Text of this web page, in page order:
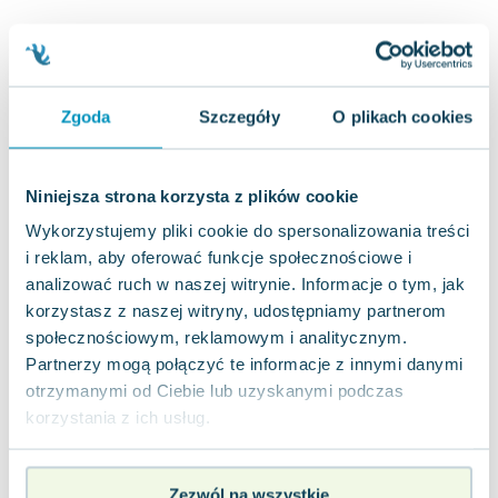
Zgoda Szczegóły O plikach cookies
Niniejsza strona korzysta z plików cookie
Wykorzystujemy pliki cookie do spersonalizowania treści
i reklam, aby oferować funkcje społecznościowe i
analizować ruch w naszej witrynie. Informacje o tym, jak
korzystasz z naszej witryny, udostępniamy partnerom
społecznościowym, reklamowym i analitycznym.
Partnerzy mogą połączyć te informacje z innymi danymi
otrzymanymi od Ciebie lub uzyskanymi podczas
korzystania z ich usług.
Zezwól na wszystkie
Jan Sztaudynger
Małgorzata Ohme
Leszek Czarnecki
Maria Seweryn
Janina Zającówna
Eric Helms
Anna Prus (oprac.)
Nela Mała Reporterka
Agnieszka Maciąg
Barbara Wrzesińska
Terry Pratchett